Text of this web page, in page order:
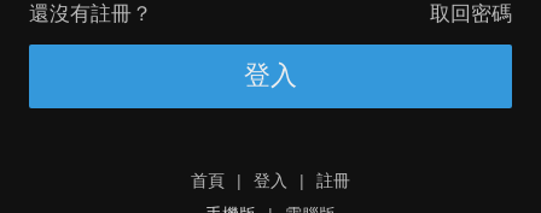
還沒有註冊？ 取回密碼
登入
首頁 | 登入 |
註冊